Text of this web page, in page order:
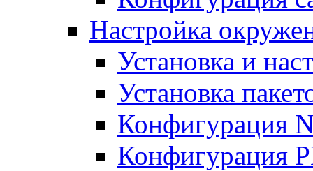
Настройка
Установка и
Установка
Конфигурация
Конфигурация